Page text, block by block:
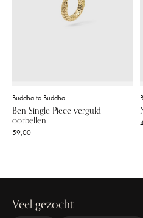
Buddha to Buddha
Ben Single Piece verguld
oorbellen
59,00
Veel gezocht